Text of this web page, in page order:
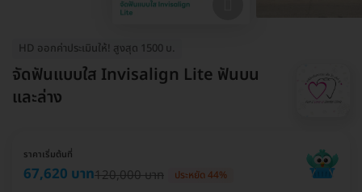
HD ออกค่าประเมินให้! สูงสุด 1500 บ.
จัดฟันแบบใส Invisalign Lite ฟันบน
และล่าง
ราคาเริ่มต้นที่
67,620 บาท120,000 บาท ประหยัด 44%